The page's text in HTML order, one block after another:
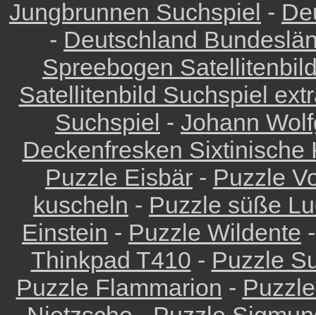
Jungbrunnen Suchspiel -
- Deutschland
Spreebogen
Satellitenbild Suchspiel
Suchspiel - Johann
Deckenfresken Sixtinische
Puzzle Eisbär - Puzzle
kuscheln - Puzzle süße
Einstein - Puzzle Wildente
Thinkpad T410 - Puzzle
Puzzle Flammarion -